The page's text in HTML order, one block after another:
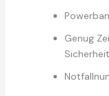
Genug